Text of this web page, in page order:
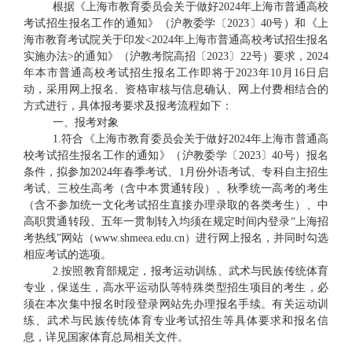
根据《上海市教育委员会关于做好2024年上海市普通高校
考试招生报名工作的通知》（沪教委学〔2023〕40号）和
《上
海市教育考试院关于印发<2024年上海市普通高校考试招生报名
实施办法>的通知》（沪教考院高招〔2023〕22号）要求，2024
年本市普通高校考试招生报名工作即将于2023年10月16日启
动，采用网上报名、资格审核与信息确认、网上付费相结合的
方式进行，具体报考要求及报考流程如下：
一、报考对象
1.符合《上海市教育委员会关于做好2024年上海市普通高
校考试招生报名工作的通知》（沪教委学〔2023〕40号）报名
条件，拟参加2024年春季考试、1月份外语考试、专科自主招生
考试、三校生高考（含中本贯通转段）、秋季统一高考的考生
（含不参加统一文化考试招生直接办理录取的各类考生）、中
高职贯通转段、五年一贯制转入均须在规定时间内登录“上海招
考热线”网站（www.shmeea.edu.cn）进行网上报名，并同时勾选
相应考试的选项。
2.按照教育部规定，报考运动训练、武术与民族传统体育
专业，保送生，高水平运动队等特殊类型招生项目的考生，必
须在本次集中报名时段登录网站先办理报名手续。有关运动训
练、武术与民族传统体育专业考试招生等具体要求和报名信
息，详见国家体育总局相关文件。